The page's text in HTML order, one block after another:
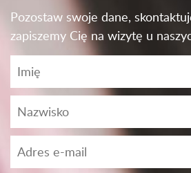
Pozostaw swoje dane,
zapiszemy Cię na wizytę u